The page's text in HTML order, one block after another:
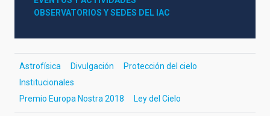
OBSERVATORIOS Y SEDES DEL IAC
Astrofísica Divulgación
Protección del cielo
Institucionales
Premio Europa Nostra 2018
Ley del Cielo